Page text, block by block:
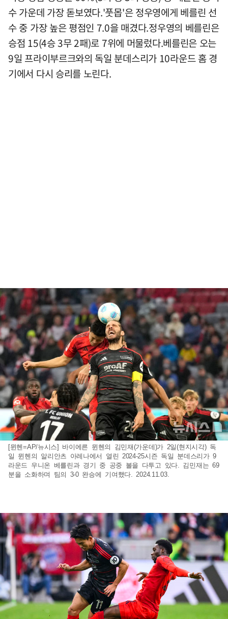
수 가운데 가장 돋보였다.'풋몹'은 정우영에게 베를린 선
수 중 가장 높은 평점인 7.0을 매겼다.정우영의 베를린은
승점 15(4승 3무 2패)로 7위에 머물렀다.베를린은 오는
9일 프라이부르크와의 독일 분데스리가 10라운드 홈 경
기에서 다시 승리를 노린다.
[뮌헨=AP/뉴시스] 바이에른 뮌헨의 김민재(가운데)가 2일(현지시각) 독
일 뮌헨의 알리안츠 아레나에서 열린 2024-25시즌 독일 분데스리가 9
라운드 우니온 베를린과 경기 중 공중 볼을 다투고 있다. 김민재는 69
분을 소화하며 팀의 3-0 완승에 기여했다. 2024.11.03.